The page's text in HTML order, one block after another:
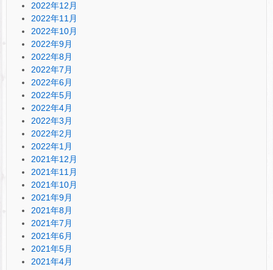
2022年12月
2022年11月
2022年10月
2022年9月
2022年8月
2022年7月
2022年6月
2022年5月
2022年4月
2022年3月
2022年2月
2022年1月
2021年12月
2021年11月
2021年10月
2021年9月
2021年8月
2021年7月
2021年6月
2021年5月
2021年4月